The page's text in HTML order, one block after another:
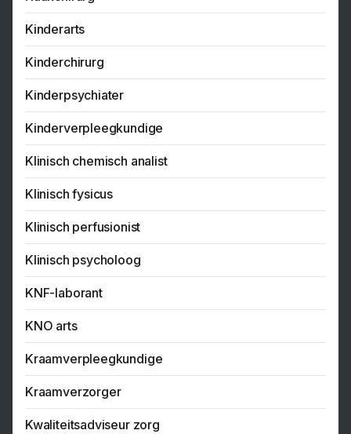
Kinderarts
Kinderchirurg
Kinderpsychiater
Kinderverpleegkundige
Klinisch chemisch analist
Klinisch fysicus
Klinisch perfusionist
Klinisch psycholoog
KNF-laborant
KNO arts
Kraamverpleegkundige
Kraamverzorger
Kwaliteitsadviseur zorg